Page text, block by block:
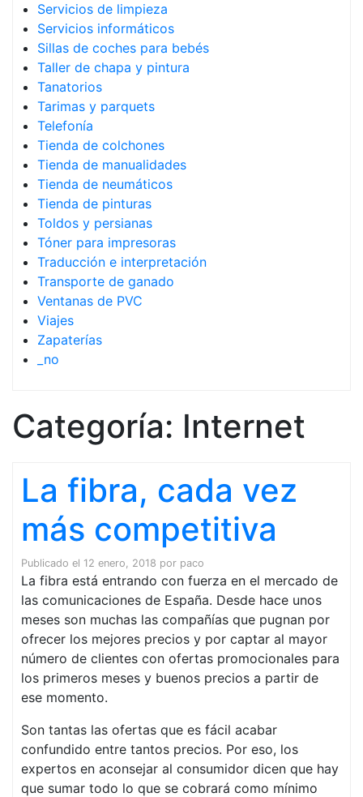
Servicios de limpieza
Servicios informáticos
Sillas de coches para bebés
Taller de chapa y pintura
Tanatorios
Tarimas y parquets
Telefonía
Tienda de colchones
Tienda de manualidades
Tienda de neumáticos
Tienda de pinturas
Toldos y persianas
Tóner para impresoras
Traducción e interpretación
Transporte de ganado
Ventanas de PVC
Viajes
Zapaterías
_no
Categoría: Internet
La fibra, cada vez
más competitiva
Publicado el 12 enero, 2018 por paco
La fibra está entrando con fuerza en el mercado de
las comunicaciones de España. Desde hace unos
meses son muchas las compañías que pugnan por
ofrecer los mejores precios y por captar al mayor
número de clientes con ofertas promocionales para
los primeros meses y buenos precios a partir de
ese momento.
Son tantas las ofertas que es fácil acabar
confundido entre tantos precios. Por eso, los
expertos en aconsejar al consumidor dicen que hay
que sumar todo lo que se cobrará como mínimo